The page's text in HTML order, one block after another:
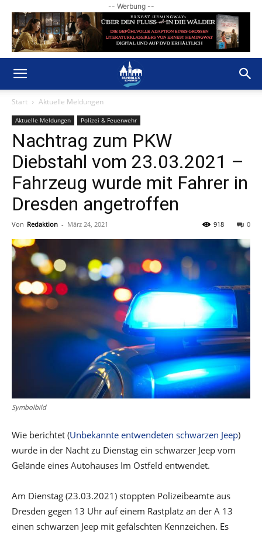
-- Werbung --
Start Aktuelle Meldungen
Aktuelle Meldungen Polizei & Feuerwehr
Nachtrag zum PKW
Diebstahl vom 23.03.2021 –
Fahrzeug wurde mit Fahrer in
Dresden angetroffen
Von Redaktion - März 24, 2021 0
918
Symbolbild
Wie berichtet (Unbekannte entwendeten schwarzen Jeep)
wurde in der Nacht zu Dienstag ein schwarzer Jeep vom
Gelände eines Autohauses Im Ostfeld entwendet.
Am Dienstag (23.03.2021) stoppten Polizeibeamte aus
Dresden gegen 13 Uhr auf einem Rastplatz an der A 13
einen schwarzen Jeep mit gefälschten Kennzeichen. Es